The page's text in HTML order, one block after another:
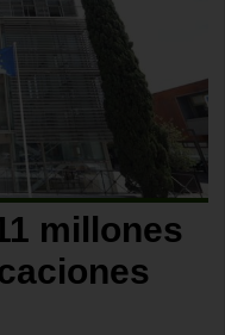
millones